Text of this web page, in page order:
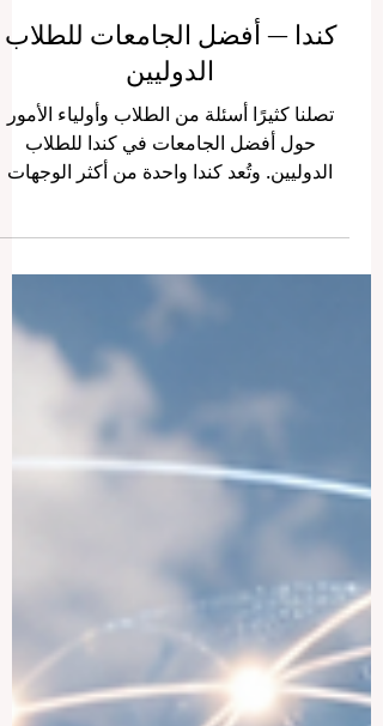
كندا — أفضل الجامعات للطلاب
الدوليين
الدوليين. وتُعد كندا واحدة من أكثر الوجهات
التعليمية جذبًا في العالم، لأنها تجمع بين جودة
التعليم، والأمان، والتنوع الثقافي، والبيئة
المرحبة بالطلاب القادمين من مختلف الدول.
بالنسبة للطلاب العرب، قد تكون الدراسة في
كندا تجربة مميزة جدًا. فهي لا تمنح الطالب
شهادة جامعية فقط، بل تساعده أيضًا على
تطوير اللغة الإنجليزية أو الفرنسية، وبناء